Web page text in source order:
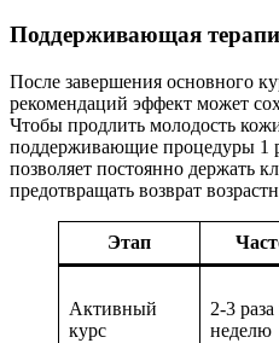
Поддерживающая
После завершения основного
рекомендаций эффект может
Чтобы продлить молодость
поддерживающие процедуры 1
позволяет постоянно держать
предотвращать возврат
Этап
Активный
курс
2-3 раза
неделю